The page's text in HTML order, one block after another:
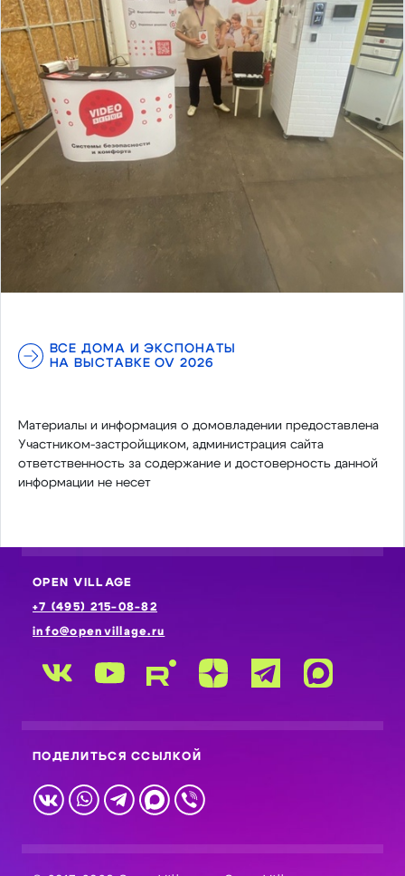
ВСЕ ДОМА И ЭКСПОНАТЫ
НА ВЫСТАВКЕ OV 2026
Материалы и информация о домовладении предоставлена
Участником-застройщиком, администрация сайта
ответственность за содержание и достоверность данной
информации не несет
OPEN VILLAGE
+7 (495) 215-08-82
info@openvillage.ru
ПОДЕЛИТЬСЯ ССЫЛКОЙ